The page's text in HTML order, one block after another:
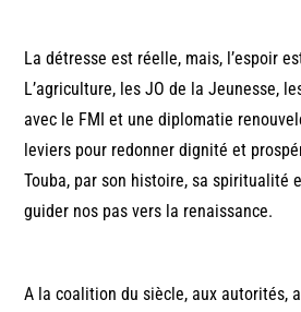
La détresse est réelle, mais, l’espoir
L’agriculture, les JO de la Jeunesse,
avec le FMI et une diplomatie
leviers pour redonner dignité et
Touba, par son histoire, sa spiritualité
guider nos pas vers la renaissance.
A la coalition du siècle, aux autorités,